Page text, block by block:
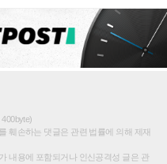
훼손하는 댓글은 관련 법률에 의해 제재
내용에 포함되거나 인신공격성 글은 관